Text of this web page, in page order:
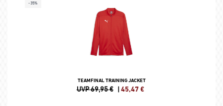
-35%
TEAMFINAL TRAINING JACKET
UVP 69,95 € | 45,47 €